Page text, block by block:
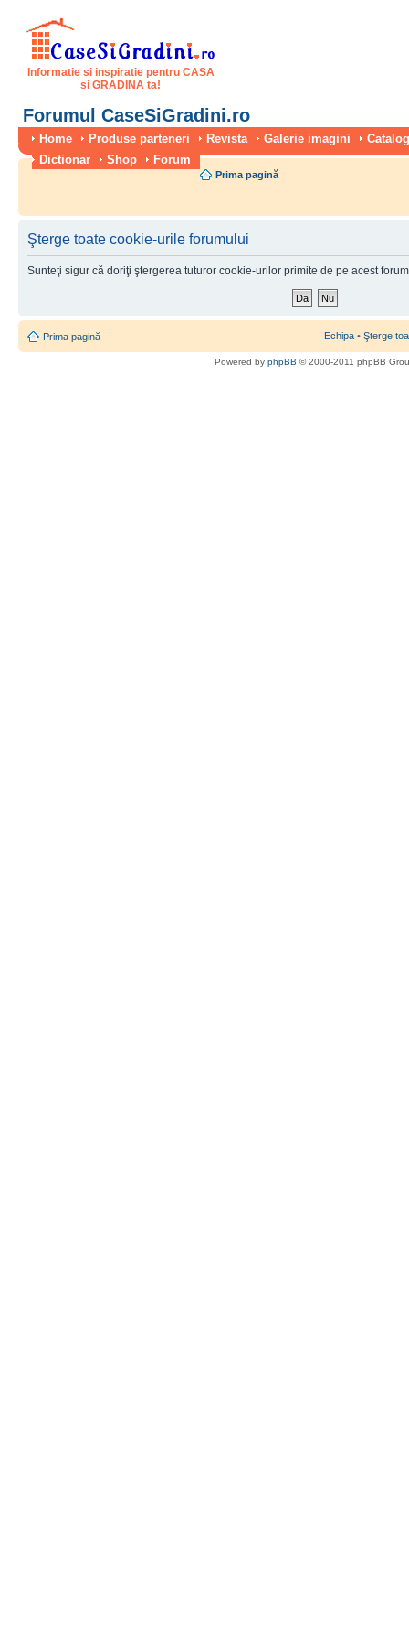
Informatie si inspiratie pentru CASA
si GRADINA ta!
Forumul CaseSiGradini.ro
Home Produse parteneri Revista Galerie imagini
Dictionar
Shop Forum
Prima pagină
Şterge toate cookie-urile forumului
Sunteţi sigur că doriţi ştergerea tuturor cookie-urilor primite de pe acest
Prima pagină Echipa • Şterge
Powered by phpBB © 2000-2011 phpBB